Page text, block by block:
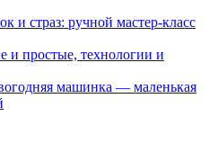
и страз: ручной мастер-класс
и простые, технологии и
машинка — маленькая